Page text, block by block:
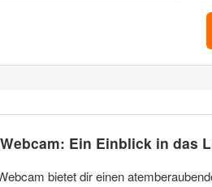
Ein Einblick in das
bietet dir einen